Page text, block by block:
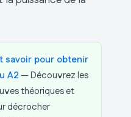
savoir pour obtenir
A2 — Découvrez les
théoriques et
décrocher